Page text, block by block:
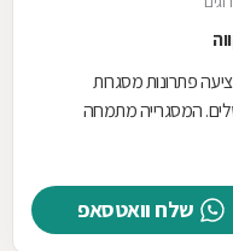
פתרונות מסגרות
המסגרייה מתמחה
שלח וואטסאפ